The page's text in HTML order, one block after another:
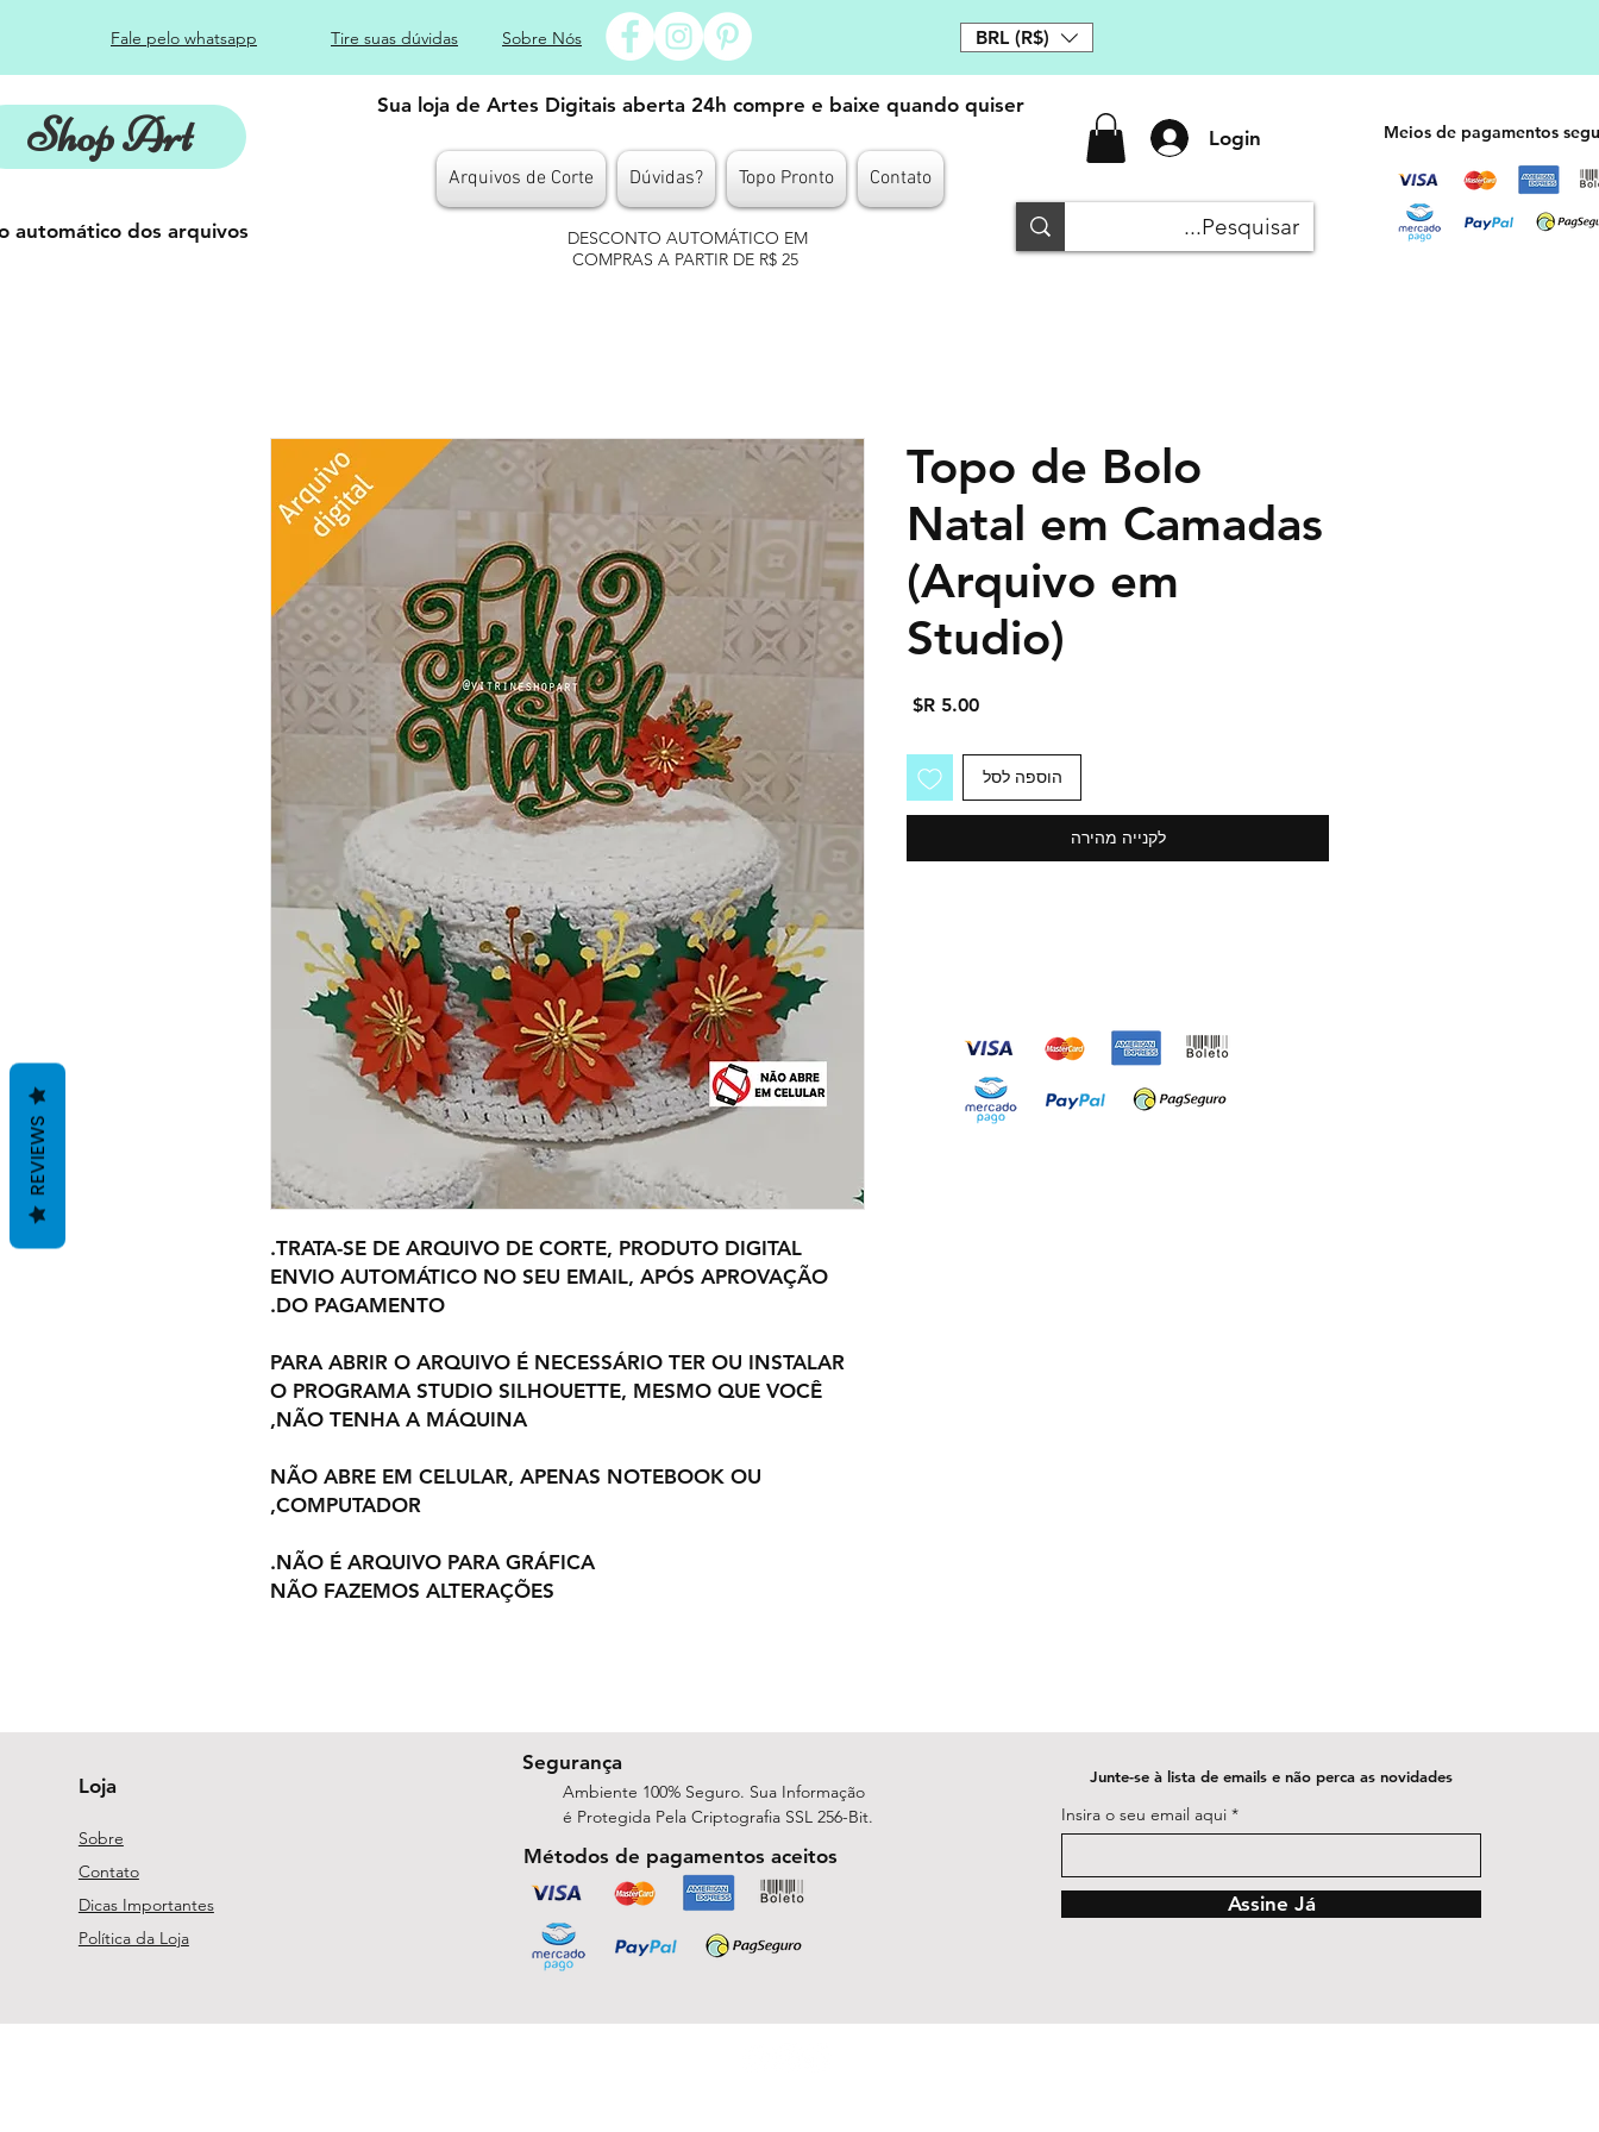
Fale pelo whatsapp Tire suas dúvidas Sobre Nós BRL (R$)
Shop Art
Sua loja de Artes Digitais aberta 24h compre e baixe quando quiser
Arquivos de Corte Dúvidas? Topo Pronto Contato
Login
automático dos arquivos
DESCONTO AUTOMÁTICO EM
COMPRAS A PARTIR DE R$ 25
Meios de pagamentos
TRATA-SE DE ARQUIVO DE CORTE, PRODUTO DIGITAL.
ENVIO AUTOMÁTICO NO SEU EMAIL, APÓS APROVAÇÃO
DO PAGAMENTO.
PARA ABRIR O ARQUIVO É NECESSÁRIO TER OU INSTALAR
O PROGRAMA STUDIO SILHOUETTE, MESMO QUE VOCÊ
NÃO TENHA A MÁQUINA,
NÃO ABRE EM CELULAR, APENAS NOTEBOOK OU
COMPUTADOR,
NÃO É ARQUIVO PARA GRÁFICA.
NÃO FAZEMOS ALTERAÇÕES
Topo de Bolo
Natal em Camadas
(Arquivo em
Studio)
מחיר
הוספה לסל
לקנייה מהירה
Loja
Sobre
Contato
Dicas Importantes
Política da Loja
Segurança
Ambiente 100% Seguro. Sua Informação
é Protegida Pela Criptografia SSL 256-Bit.
Métodos de pagamentos aceitos
Junte-se à lista de emails e não perca as novidades
Insira o seu email aqui
Assine Já
REVIEWS